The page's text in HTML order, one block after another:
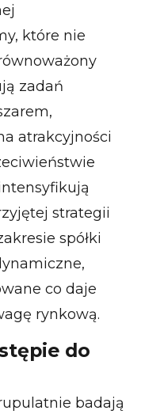
które nie
zadań
atrakcyjności
strategii
spółki
co daje
rynkową.
do
badają